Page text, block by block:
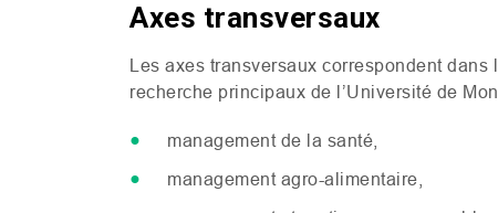
Axes transversaux
Les axes transversaux correspondent
recherche principaux de l’Université de
management de la santé,
management agro-alimentaire,